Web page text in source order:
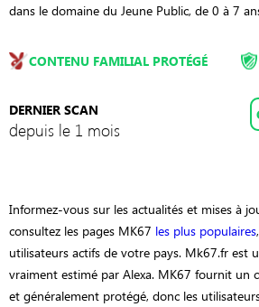
dans le domaine du Jeune Public, de 0 à 7
CONTENU FAMILIAL PROTÉGÉ
DERNIER SCAN
depuis le 1 mois
Informez-vous sur les actualités et mises à
consultez les pages MK67 les plus populaires
utilisateurs actifs de votre pays. Mk67.fr est
vraiment estimé par Alexa. MK67 fournit un
et généralement protégé, donc les